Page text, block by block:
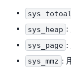
sys_totoal
sys_heap :
sys_page :
sys_mmz :